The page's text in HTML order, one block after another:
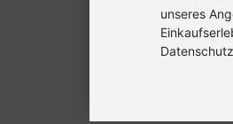
Widerruf
unseres